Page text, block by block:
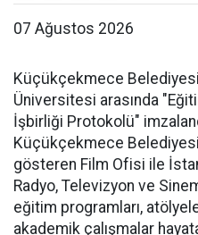
07 Ağustos 2026
Küçükçekmece
Üniversitesi arasında
İşbirliği Protokolü"
Küçükçekmece
gösteren Film Ofisi ile
Radyo, Televizyon ve
eğitim programları,
akademik çalışmalar